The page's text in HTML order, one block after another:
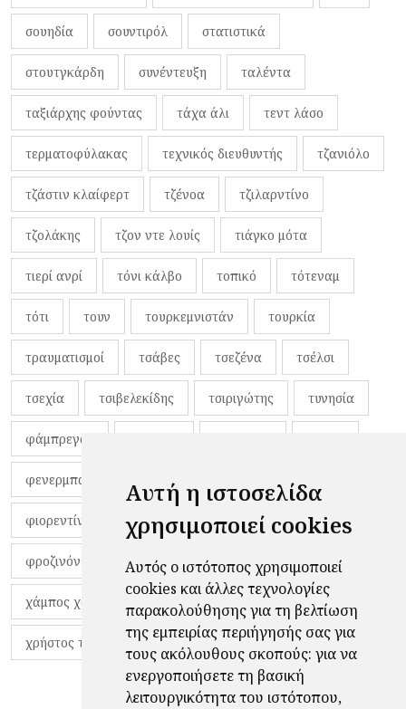
Αυτή η ιστοσελίδα
χρησιμοποιεί cookies
Αυτός ο ιστότοπος χρησιμοποιεί
cookies και άλλες τεχνολογίες
παρακολούθησης για τη βελτίωση
της εμπειρίας περιήγησής σας για
τους ακόλουθους σκοπούς: για να
ενεργοποιήσετε τη βασική
λειτουργικότητα του ιστότοπου,
σουηδία σουντιρόλ στατιστικά
στουτγκάρδη συνέντευξη ταλέντα
ταξιάρχης φούντας τάχα άλι τεντ λάσο
τερματοφύλακας τεχνικός διευθυντής τζανιόλο
τζάστιν κλαίφερτ τζένοα τζιλαρντίνο
τζολάκης τζον ντε λουίς τιάγκο μότα
τιερί ανρί τόνι κάλβο τοπικό τότεναμ
τότι τουν τουρκεμνιστάν τουρκία
τραυματισμοί τσάβες τσεζένα τσέλσι
τσεχία τσιβελεκίδης τσιριγώτης τυνησία
φάμπρεγας
φενερμπαχτσέ φερνάντο τόρες φίλαθλοι
φιορεντίνα φιρμίνο φρανκ ντε μπουρ
φροζινόνε φωκικός χαβίτο
χάμπος χαραλάμπους χάρι πότερ
χρήστος τζόλης